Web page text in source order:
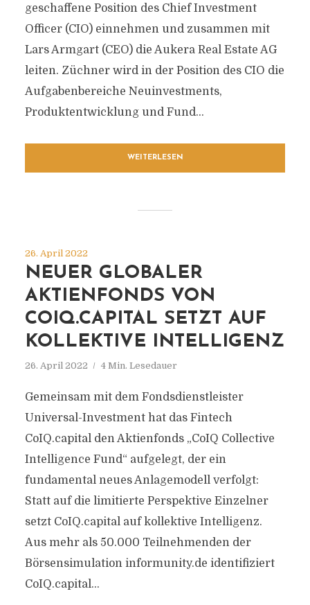
geschaffene Position des Chief Investment
Officer (CIO) einnehmen und zusammen mit
Lars Armgart (CEO) die Aukera Real Estate AG
leiten. Züchner wird in der Position des CIO die
Aufgabenbereiche Neuinvestments,
Produktentwicklung und Fund...
WEITERLESEN
26. April 2022
NEUER GLOBALER
AKTIENFONDS VON
COIQ.CAPITAL SETZT AUF
KOLLEKTIVE INTELLIGENZ
26. April 2022 4 Min. Lesedauer
Gemeinsam mit dem Fondsdienstleister
Universal-Investment hat das Fintech
CoIQ.capital den Aktienfonds „CoIQ Collective
Intelligence Fund“ aufgelegt, der ein
fundamental neues Anlagemodell verfolgt:
Statt auf die limitierte Perspektive Einzelner
setzt CoIQ.capital auf kollektive Intelligenz.
Aus mehr als 50.000 Teilnehmenden der
Börsensimulation informunity.de identifiziert
CoIQ.capital...